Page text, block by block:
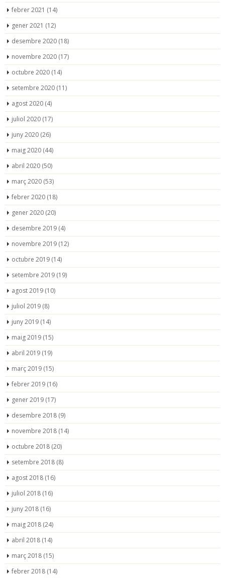
febrer 2021 (14)
gener 2021 (12)
desembre 2020 (18)
novembre 2020 (17)
octubre 2020 (14)
setembre 2020 (11)
agost 2020 (4)
juliol 2020 (17)
juny 2020 (26)
maig 2020 (44)
abril 2020 (50)
març 2020 (53)
febrer 2020 (18)
gener 2020 (20)
desembre 2019 (4)
novembre 2019 (12)
octubre 2019 (14)
setembre 2019 (19)
agost 2019 (10)
juliol 2019 (8)
juny 2019 (14)
maig 2019 (15)
abril 2019 (19)
març 2019 (15)
febrer 2019 (16)
gener 2019 (17)
desembre 2018 (9)
novembre 2018 (14)
octubre 2018 (20)
setembre 2018 (8)
agost 2018 (16)
juliol 2018 (16)
juny 2018 (16)
maig 2018 (24)
abril 2018 (14)
març 2018 (15)
febrer 2018 (14)